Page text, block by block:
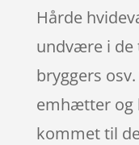
Hårde
undvære i de
bryggers
emhætter og
kommet til